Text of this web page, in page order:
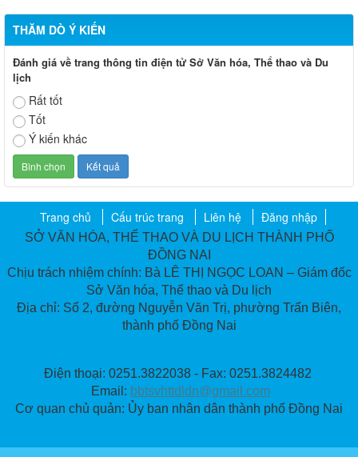
THĂM DÒ Ý KIẾN
Đánh giá về trang thông tin điện tử Sở Văn hóa, Thể thao và Du
lịch
Rất tốt
Tốt
Ý kiến khác
Trang chủ Cấu trúc trang Liên hệ Đăng nhập
SỞ VĂN HÓA, THỂ THAO VÀ DU LỊCH THÀNH PHỐ
ĐỒNG NAI
Chịu trách nhiệm chính: Bà LÊ THỊ NGỌC LOAN – Giám đốc
Sở Văn hóa, Thể thao và Du lịch
Địa chỉ: Số 2, đường Nguyễn Văn Trị, phường Trấn Biên,
thành phố Đồng Nai
Điện thoại: 0251.3822038 - Fax: 0251.3824482
Email: bbtsvhttdldn@gmail.com
Cơ quan chủ quản: Ủy ban nhân dân thành phố Đồng Nai